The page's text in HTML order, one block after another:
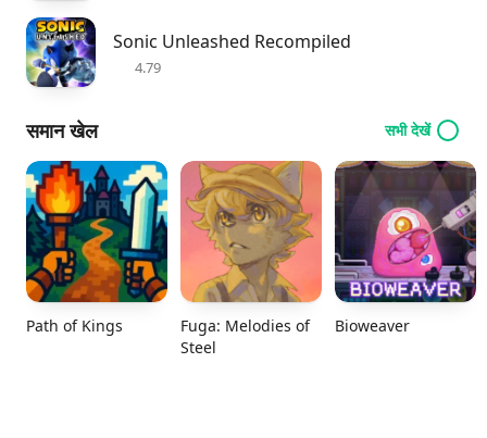
Sonic Unleashed Recompiled
4.79
समान खेल सभी देखें
Path of Kings
Fuga: Melodies of
Steel
Bioweaver